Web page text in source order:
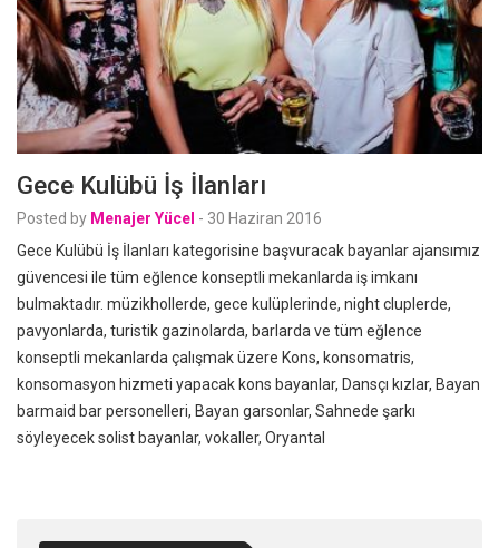
Gece Kulübü İş İlanları
Posted by Menajer Yücel - 30 Haziran 2016
Gece Kulübü İş İlanları kategorisine başvuracak bayanlar ajansımız
güvencesi ile tüm eğlence konseptli mekanlarda iş imkanı
bulmaktadır. müzikhollerde, gece kulüplerinde, night cluplerde,
pavyonlarda, turistik gazinolarda, barlarda ve tüm eğlence
konseptli mekanlarda çalışmak üzere Kons, konsomatris,
konsomasyon hizmeti yapacak kons bayanlar, Dansçı kızlar, Bayan
barmaid bar personelleri, Bayan garsonlar, Sahnede şarkı
söyleyecek solist bayanlar, vokaller, Oryantal